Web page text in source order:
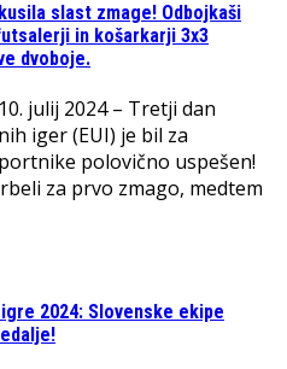
slast zmage! Odbojkaši
in košarkarji 3x3
dvoboje.
julij 2024 – Tretji dan
iger (EUI) je bil za
polovično uspešen!
za prvo zmago, medtem
2024: Slovenske ekipe